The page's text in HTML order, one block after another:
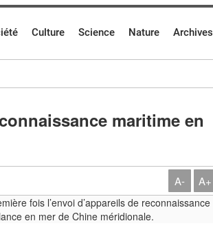
Culture Science Nature Archives
maritime en
A- A+